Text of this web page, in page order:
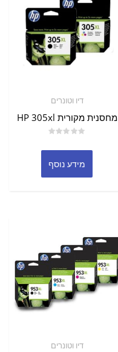
דיו וטונרים
מחסנית מקורית HP 305xl
0
5
מידע נוסף
דיו וטונרים